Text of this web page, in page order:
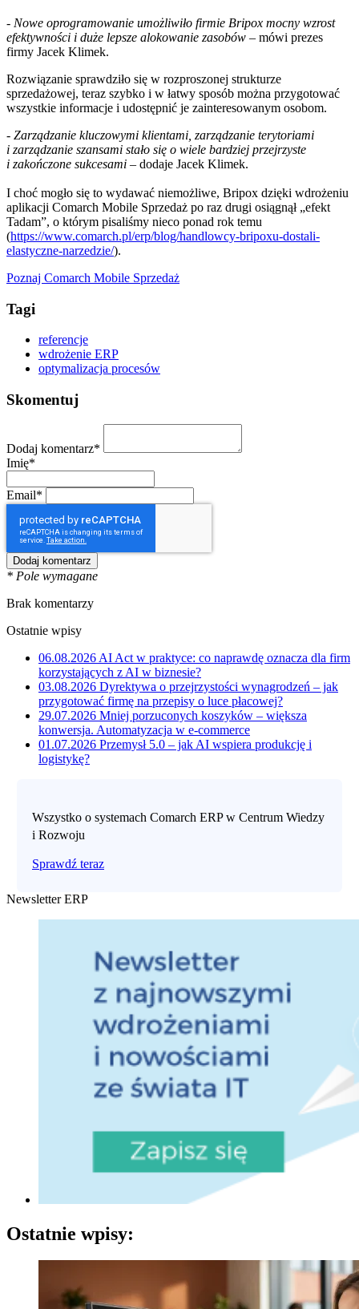
- Nowe oprogramowanie umożliwiło firmie Bripox mocny wzrost
efektywności i duże lepsze alokowanie zasobów – mówi prezes
firmy Jacek Klimek.
Rozwiązanie sprawdziło się w rozproszonej strukturze
sprzedażowej, teraz szybko i w łatwy sposób można przygotować
wszystkie informacje i udostępnić je zainteresowanym osobom.
- Zarządzanie kluczowymi klientami, zarządzanie terytoriami
i zarządzanie szansami stało się o wiele bardziej przejrzyste
i zakończone sukcesami – dodaje Jacek Klimek.
I choć mogło się to wydawać niemożliwe, Bripox dzięki wdrożeniu
aplikacji Comarch Mobile Sprzedaż po raz drugi osiągnął „efekt
Tadam”, o którym pisaliśmy nieco ponad rok temu
(https://www.comarch.pl/erp/blog/handlowcy-bripoxu-dostali-
elastyczne-narzedzie/).
Poznaj Comarch Mobile Sprzedaż
Tagi
referencje
wdrożenie ERP
optymalizacja procesów
Skomentuj
Dodaj komentarz*
Imię*
Email*
* Pole wymagane
Brak komentarzy
Ostatnie wpisy
06.08.2026 AI Act w praktyce: co naprawdę oznacza dla firm
korzystających z AI w biznesie?
03.08.2026 Dyrektywa o przejrzystości wynagrodzeń – jak
przygotować firmę na przepisy o luce płacowej?
29.07.2026 Mniej porzuconych koszyków – większa
konwersja. Automatyzacja w e-commerce
01.07.2026 Przemysł 5.0 – jak AI wspiera produkcję i
logistykę?
Wszystko o systemach Comarch ERP w Centrum Wiedzy
i Rozwoju
Sprawdź teraz
Newsletter ERP
Ostatnie wpisy: